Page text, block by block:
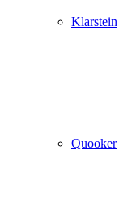
Klarstein
Quooker